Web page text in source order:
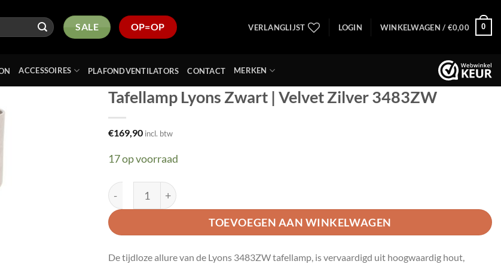
SALE OP=OP VERLANGLIJST LOGIN WINKELWAGEN / €0,00 0
ACCESSOIRES PLAFONDVENTILATORS CONTACT MERKEN
Tafellamp Lyons Zwart | Velvet Zilver 3483ZW
€169,90 incl. btw
17 op voorraad
Tafellamp Lyons Zwart | Velvet Zilver 3483ZW aantal
TOEVOEGEN AAN WINKELWAGEN
De tijdloze allure van de Lyons 3483ZW tafellamp, is vervaardigd uit hoogwaardig hout,